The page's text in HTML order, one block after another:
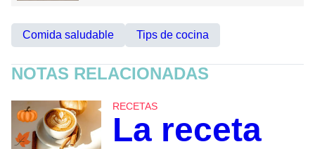
Comida saludable Tips de cocina
NOTAS RELACIONADAS
RECETAS
La receta